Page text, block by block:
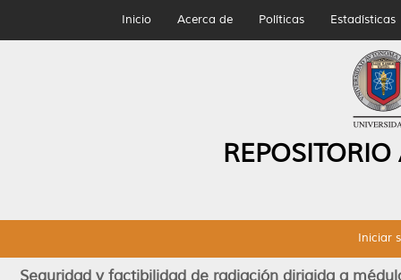
Inicio Acerca de Políticas Estadísticas
Iniciar
Seguridad y factibilidad de radiación dirigida a